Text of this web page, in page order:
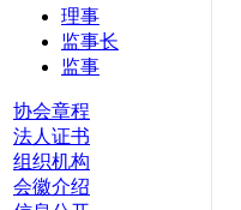
理事
监事长
监事
协会章程
法人证书
组织机构
会徽介绍